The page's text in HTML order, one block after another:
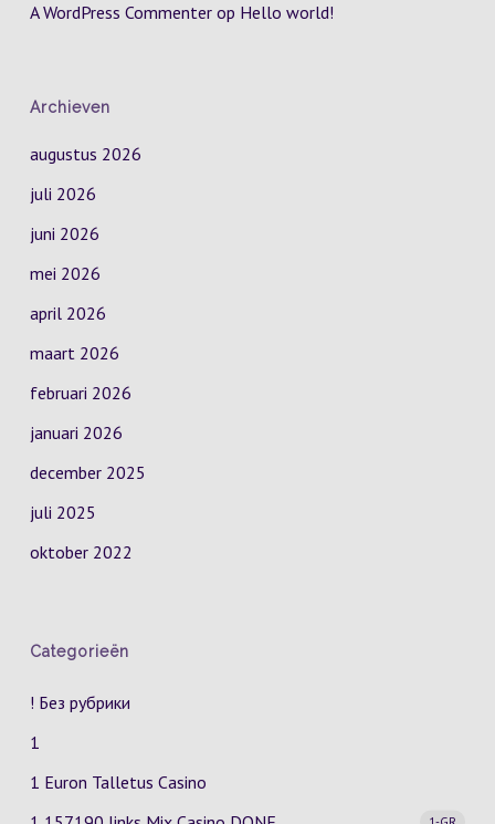
A WordPress Commenterop Hello world!
Archieven
augustus 2026
juli 2026
juni 2026
mei 2026
april 2026
maart 2026
februari 2026
januari 2026
december 2025
juli 2025
oktober 2022
Categorieën
! Без рубрики
1
1 Euron Talletus Casino